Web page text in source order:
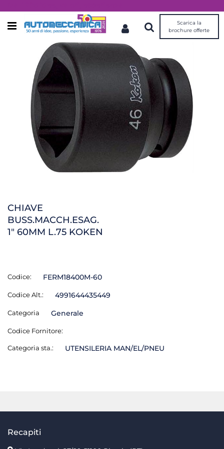
Open menu
Scarica la
brochure offerte
CHIAVE
BUSS.MACCH.ESAG.
1" 60MM L.75 KOKEN
Codice: FERM18400M-60
Codice Alt.: 4991644435449
Categoria Generale
Codice Fornitore:
Categoria sta.: UTENSILERIA MAN/EL/PNEU
Recapiti